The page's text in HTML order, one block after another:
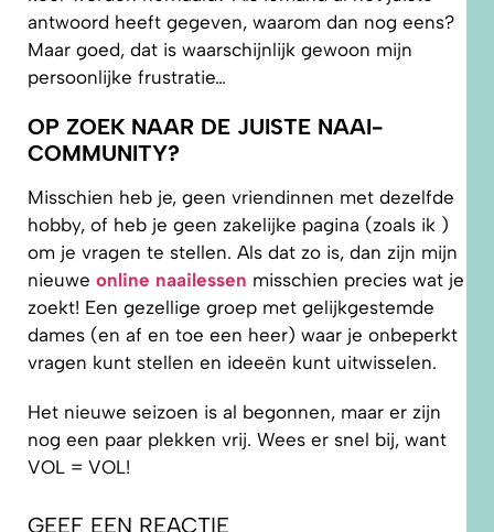
antwoord heeft gegeven, waarom dan nog eens?
Maar goed, dat is waarschijnlijk gewoon mijn
persoonlijke frustratie…
OP ZOEK NAAR DE JUISTE NAAI-
COMMUNITY?
Misschien heb je, geen vriendinnen met dezelfde
hobby, of heb je geen zakelijke pagina (zoals ik )
om je vragen te stellen. Als dat zo is, dan zijn mijn
nieuwe online naailessen misschien precies wat je
zoekt! Een gezellige groep met gelijkgestemde
dames (en af en toe een heer) waar je onbeperkt
vragen kunt stellen en ideeën kunt uitwisselen.
Het nieuwe seizoen is al begonnen, maar er zijn
nog een paar plekken vrij. Wees er snel bij, want
VOL = VOL!
GEEF EEN REACTIE